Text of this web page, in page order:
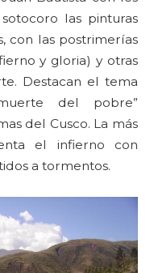
las pinturas
con las postrimerías
y gloria) y otras
Destacan el tema
del pobre”
del Cusco. La más
el infierno con
a tormentos.